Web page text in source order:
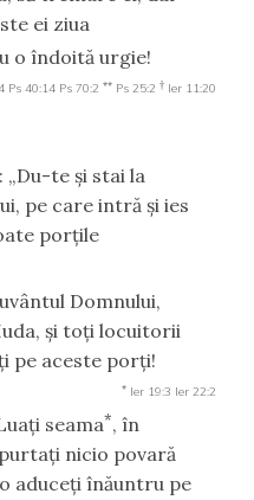
ei ziua
o îndoită urgie!
Ps 40:14 Ps 70:2 ** Ps 25:2 † Ier 11:20
te şi stai la
pe care intră şi ies
porţile
Domnului,
şi toţi locuitorii
pe aceste porţi!
* Ier 19:3 Ier 22:2
seama*, în
nicio povară
aduceţi înăuntru pe